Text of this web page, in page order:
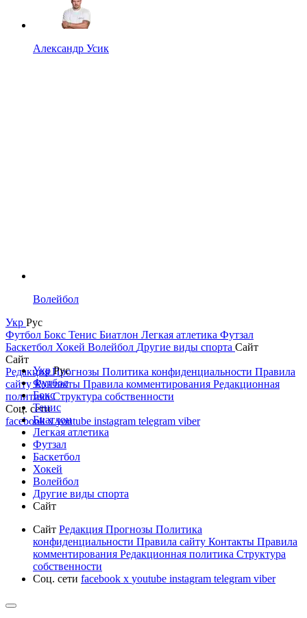
Александр Усик
Волейбол
Укр Рус
Футбол Бокс Тенис Биатлон Легкая атлетика Футзал
Баскетбол Хокей Волейбол Другие виды спорта Сайт
Сайт
РедакцияПрогнозы Политика конфиденциальности Правила
сайтуКонтакты Правила комментирования Редакционная
политикаСтруктура собственности
Соц. сети
facebookxyoutube instagram telegram viber
УкрРус
Футбол
Бокс
Тенис
Биатлон
Легкая атлетика
Футзал
Баскетбол
Хокей
Волейбол
Другие виды спорта
Сайт
Сайт Редакция Прогнозы Политика
конфиденциальности Правила сайту Контакты Правила
комментирования Редакционная политика Структура
собственности
Соц. сети facebook x youtube instagram telegram viber